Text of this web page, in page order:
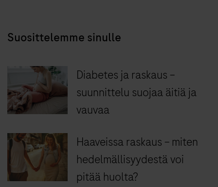
Suosittelemme sinulle
Diabetes ja raskaus –
suunnittelu suojaa äitiä ja
vauvaa
Haaveissa raskaus – miten
hedelmällisyydestä voi
pitää huolta?